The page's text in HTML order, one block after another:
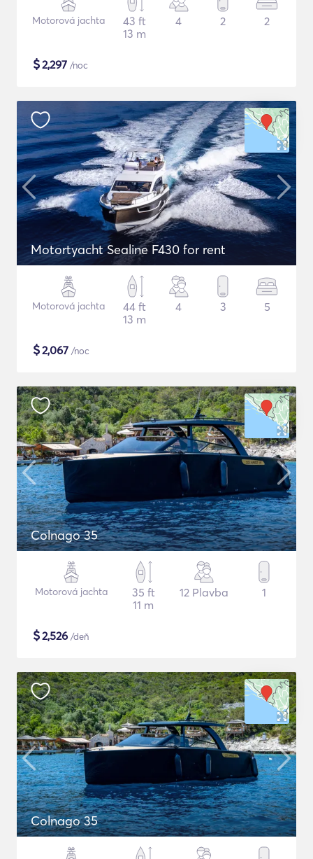
Motorová jachta
43 ft
13 m
4 2 2
$2,297 /noc
Motortyacht Sealine F430 for rent
Motorová jachta
44 ft
13 m
4 3 5
$2,067 /noc
Colnago 35
Motorová jachta
35 ft
11 m
12 Plavba 1
$2,526 /deň
Colnago 35